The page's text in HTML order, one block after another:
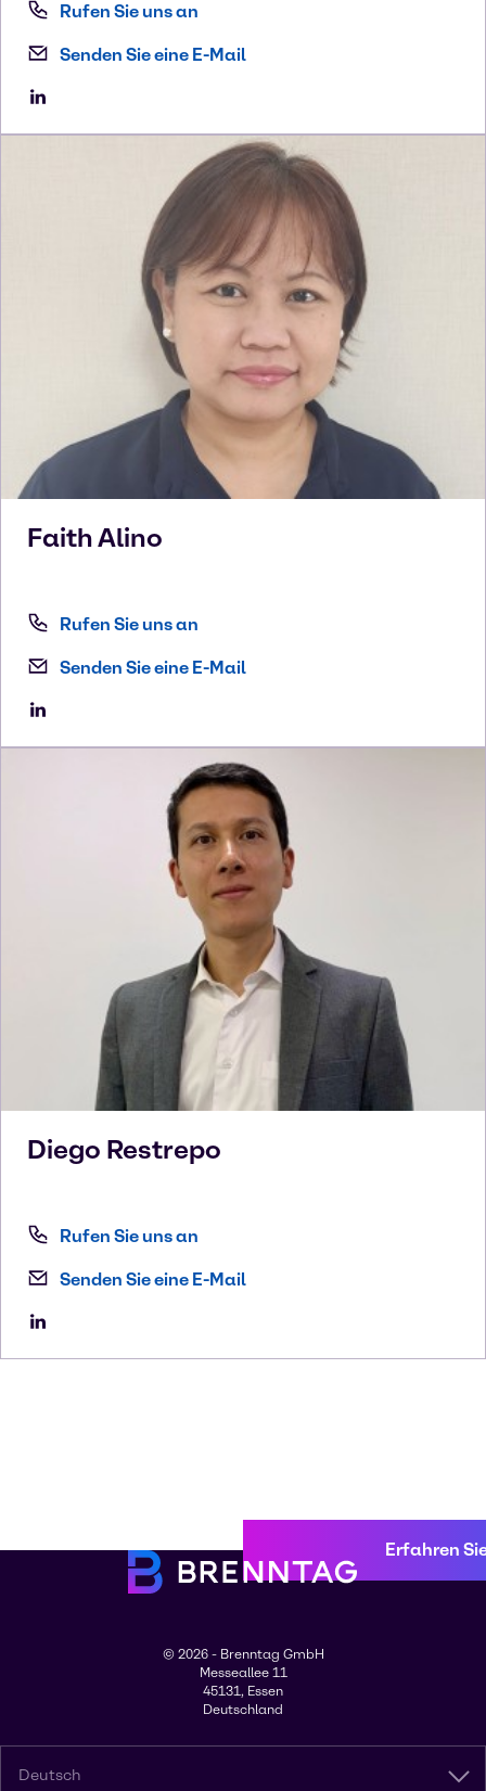
Rufen Sie uns an
Senden Sie eine E-Mail
FaithAlino
Rufen Sie uns an
Senden Sie eine E-Mail
Diego Restrepo
Rufen Sie uns an
Senden Sie eine E-Mail
Erfahren
© 2026 - Brenntag GmbH
Messeallee 11
45131, Essen
Deutschland
Deutsch